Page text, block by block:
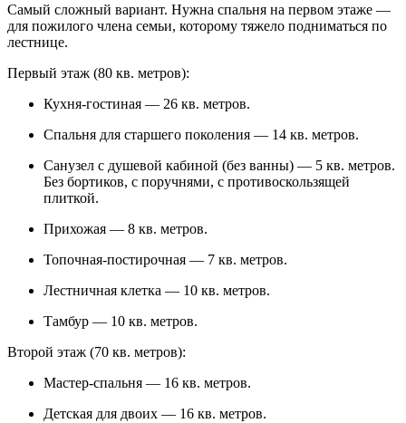
Самый сложный вариант. Нужна спальня на первом этаже —
для пожилого члена семьи, которому тяжело подниматься по
лестнице.
Первый этаж (80 кв. метров):
Кухня-гостиная — 26 кв. метров.
Спальня для старшего поколения — 14 кв. метров.
Санузел с душевой кабиной (без ванны) — 5 кв. метров.
Без бортиков, с поручнями, с противоскользящей
плиткой.
Прихожая — 8 кв. метров.
Топочная-постирочная — 7 кв. метров.
Лестничная клетка — 10 кв. метров.
Тамбур — 10 кв. метров.
Второй этаж (70 кв. метров):
Мастер-спальня — 16 кв. метров.
Детская для двоих — 16 кв. метров.